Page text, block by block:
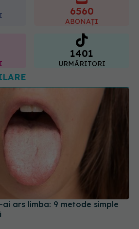
1401
URMĂRITORI
ai ars limba: 9 metode simple